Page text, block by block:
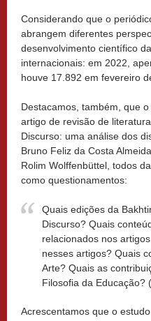
Considerando que o
abrangem diferentes
desenvolvimento científico
internacionais: em 2022,
houve 17.892 em fevereiro
Destacamos, também, que
artigo de revisão de
Discurso: uma análise dos
Bruno Feliz da Costa
Rolim Wolffenbüttel, todos
como questionamentos:
Quais edições da
Discurso? Quais
relacionados nos
nesses artigos? Quais
Arte? Quais as
Filosofia da Educação?
Acrescentamos que o